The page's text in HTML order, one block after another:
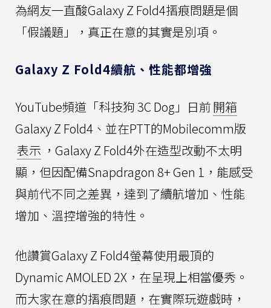
為網友一直酸Galaxy Z Fold4摺痕問題是個
「假議題」，真正在意的其實是別項。
Galaxy Z Fold4續航、性能都增強
YouTube頻道「科技狗 3C Dog」日前開箱
Galaxy Z Fold4、並在PTT的Mobilecomm版
表示 ，Galaxy Z Fold4外在造型改動不太明
顯，但因配備Snapdragon 8+ Gen 1，能感受
與前代不同之差異，達到了續航增加、性能
增加、溫控增強的特性。
他讚賞Galaxy Z Fold4螢幕使用最頂的
Dynamic AMOLED 2X，在呈現上相當優秀。
而大家在意的摺痕問題，在實際玩遊戲時，